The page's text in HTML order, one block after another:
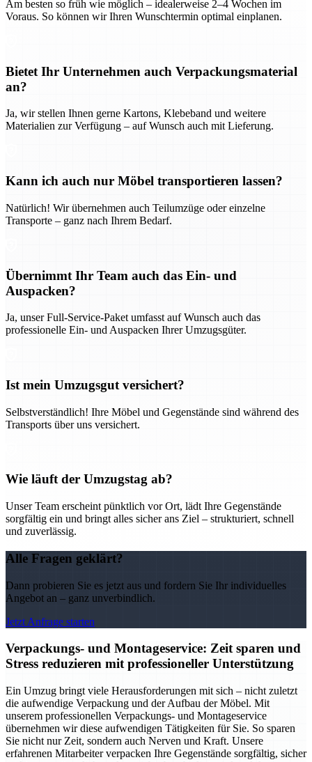
Am besten so früh wie möglich – idealerweise 2–4 Wochen im
Voraus. So können wir Ihren Wunschtermin optimal einplanen.
Bietet Ihr Unternehmen auch Verpackungsmaterial
an?
Ja, wir stellen Ihnen gerne Kartons, Klebeband und weitere
Materialien zur Verfügung – auf Wunsch auch mit Lieferung.
Kann ich auch nur Möbel transportieren lassen?
Natürlich! Wir übernehmen auch Teilumzüge oder einzelne
Transporte – ganz nach Ihrem Bedarf.
Übernimmt Ihr Team auch das Ein- und
Auspacken?
Ja, unser Full-Service-Paket umfasst auf Wunsch auch das
professionelle Ein- und Auspacken Ihrer Umzugsgüter.
Ist mein Umzugsgut versichert?
Selbstverständlich! Ihre Möbel und Gegenstände sind während des
Transports über uns versichert.
Wie läuft der Umzugstag ab?
Unser Team erscheint pünktlich vor Ort, lädt Ihre Gegenstände
sorgfältig ein und bringt alles sicher ans Ziel – strukturiert, schnell
und zuverlässig.
Alle Fragen geklärt?
Dann probieren Sie es jetzt aus und fordern Sie Ihr individuelles
Angebot an – ganz unverbindlich.
Jetzt Anfrage starten
Verpackungs- und Montageservice: Zeit sparen und
Stress reduzieren mit professioneller Unterstützung
Ein Umzug bringt viele Herausforderungen mit sich – nicht zuletzt
die aufwendige Verpackung und der Aufbau der Möbel. Mit
unserem professionellen Verpackungs- und Montageservice
übernehmen wir diese aufwendigen Tätigkeiten für Sie. So sparen
Sie nicht nur Zeit, sondern auch Nerven und Kraft. Unsere
erfahrenen Mitarbeiter verpacken Ihre Gegenstände sorgfältig, sicher